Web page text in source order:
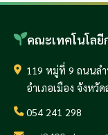
คณะเทคโนโลยี
119 หมู่ที่ 9 ถนนล
อำเภอเมือง จังหวั
054 241 298